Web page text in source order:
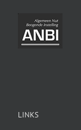
LINKS